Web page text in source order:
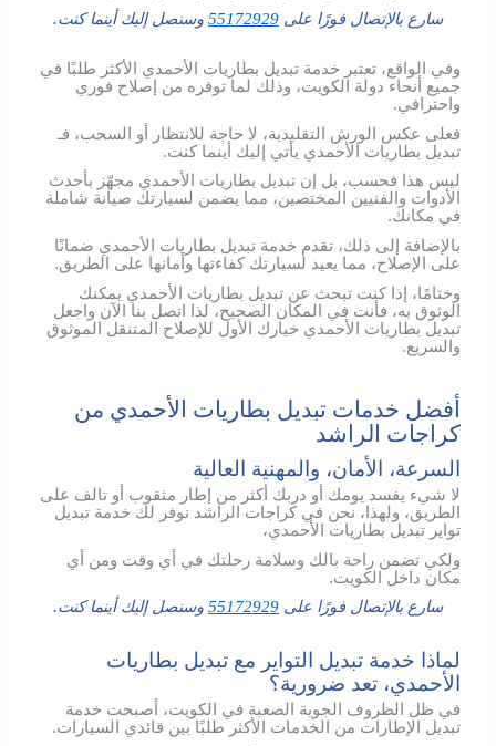
سارع بالإتصال فورًا على 55172929 وسنصل إليك أينما كنت.
وفي الواقع، تعتبر خدمة تبديل بطاريات الأحمدي الأكثر طلبًا في
جميع أنحاء دولة الكويت، وذلك لما توفره من إصلاح فوري
واحترافي.
فعلى عكس الورش التقليدية، لا حاجة للانتظار أو السحب، فـ
تبديل بطاريات الأحمدي يأتي إليك أينما كنت.
ليس هذا فحسب، بل إن تبديل بطاريات الأحمدي مجهّز بأحدث
الأدوات والفنيين المختصين، مما يضمن لسيارتك صيانة شاملة
في مكانك.
بالإضافة إلى ذلك، تقدم خدمة تبديل بطاريات الأحمدي ضمانًا
على الإصلاح، مما يعيد لسيارتك كفاءتها وأمانها على الطريق.
وختامًا، إذا كنت تبحث عن تبديل بطاريات الأحمدي يمكنك
الوثوق به، فأنت في المكان الصحيح، لذا اتصل بنا الآن واجعل
تبديل بطاريات الأحمدي خيارك الأول للإصلاح المتنقل الموثوق
والسريع.
أفضل خدمات تبديل بطاريات الأحمدي من
كراجات الراشد
السرعة، الأمان، والمهنية العالية
لا شيء يفسد يومك أو دربك أكثر من إطار مثقوب أو تالف على
الطريق، ولهذا، نحن في كراجات الراشد نوفر لك خدمة تبديل
تواير تبديل بطاريات الأحمدي،
ولكي تضمن راحة بالك وسلامة رحلتك في أي وقت ومن أي
مكان داخل الكويت.
سارع بالإتصال فورًا على 55172929 وسنصل إليك أينما كنت.
لماذا خدمة تبديل التواير مع تبديل بطاريات
الأحمدي، تعد ضرورية؟
في ظل الظروف الجوية الصعبة في الكويت، أصبحت خدمة
تبديل الإطارات من الخدمات الأكثر طلبًا بين قائدي السيارات.